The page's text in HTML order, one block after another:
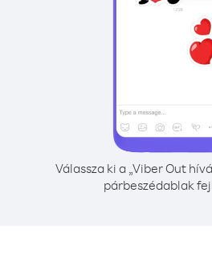
Válassza ki a „Viber Out
párbeszédablak